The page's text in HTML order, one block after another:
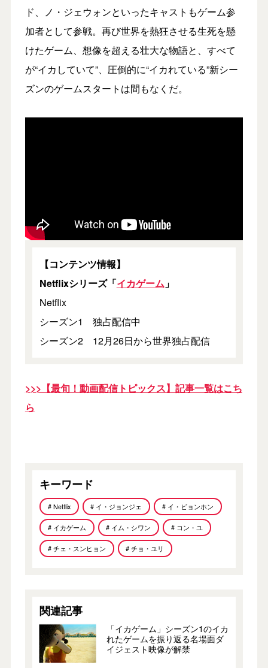
ド、ノ・ジェウォンといったキャストもゲーム参
加者として参戦。再び世界を熱狂させる生死を懸
けたゲーム、想像を超える壮大な物語と、すべて
が“イカしていて”、圧倒的に“イカれている”新シー
ズンのゲームスタートは間もなくだ。
【コンテンツ情報】
Netflixシリーズ「イカゲーム」
Netflix
シーズン1 独占配信中
シーズン2 12月26日から世界独占配信
>>>【最旬！動画配信トピックス】記事一覧はこち
ら
キーワード
# Netflix # イ・ジョンジェ # イ・ビョンホン
# イカゲーム # イム・シワン # コン・ユ
# チェ・スンヒョン # チョ・ユリ
関連記事
「イカゲーム」シーズン1のイカ
れたゲームを振り返る名場面ダ
イジェスト映像が解禁